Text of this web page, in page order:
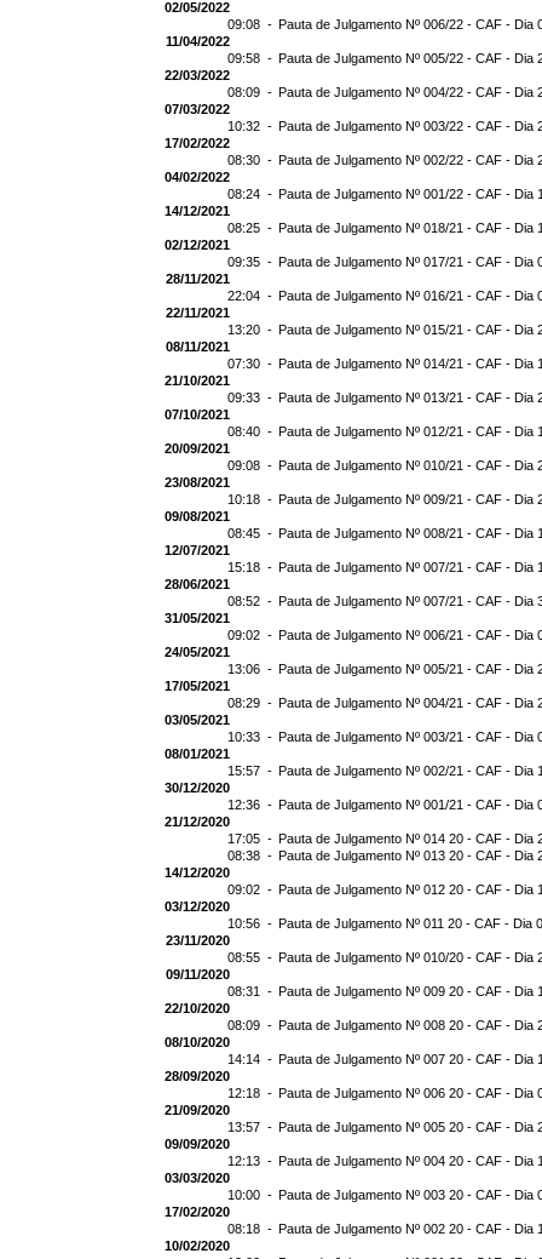
02/05/2022
09:08 - Pauta de Julgamento Nº 006/22 - CAF - Dia
11/04/2022
09:58 - Pauta de Julgamento Nº 005/22 - CAF - Dia
22/03/2022
08:09 - Pauta de Julgamento Nº 004/22 - CAF - Dia
07/03/2022
10:32 - Pauta de Julgamento Nº 003/22 - CAF - Dia
17/02/2022
08:30 - Pauta de Julgamento Nº 002/22 - CAF - Dia
04/02/2022
08:24 - Pauta de Julgamento Nº 001/22 - CAF - Dia
14/12/2021
08:25 - Pauta de Julgamento Nº 018/21 - CAF - Dia
02/12/2021
09:35 - Pauta de Julgamento Nº 017/21 - CAF - Dia
28/11/2021
22:04 - Pauta de Julgamento Nº 016/21 - CAF - Dia
22/11/2021
13:20 - Pauta de Julgamento Nº 015/21 - CAF - Dia
08/11/2021
07:30 - Pauta de Julgamento Nº 014/21 - CAF - Dia
21/10/2021
09:33 - Pauta de Julgamento Nº 013/21 - CAF - Dia
07/10/2021
08:40 - Pauta de Julgamento Nº 012/21 - CAF - Dia
20/09/2021
09:08 - Pauta de Julgamento Nº 010/21 - CAF - Dia
23/08/2021
10:18 - Pauta de Julgamento Nº 009/21 - CAF - Dia
09/08/2021
08:45 - Pauta de Julgamento Nº 008/21 - CAF - Dia
12/07/2021
15:18 - Pauta de Julgamento Nº 007/21 - CAF - Dia
28/06/2021
08:52 - Pauta de Julgamento Nº 007/21 - CAF - Dia
31/05/2021
09:02 - Pauta de Julgamento Nº 006/21 - CAF - Dia
24/05/2021
13:06 - Pauta de Julgamento Nº 005/21 - CAF - Dia
17/05/2021
08:29 - Pauta de Julgamento Nº 004/21 - CAF - Dia
03/05/2021
10:33 - Pauta de Julgamento Nº 003/21 - CAF - Dia
08/01/2021
15:57 - Pauta de Julgamento Nº 002/21 - CAF - Dia
30/12/2020
12:36 - Pauta de Julgamento Nº 001/21 - CAF - Dia
21/12/2020
17:05 - Pauta de Julgamento Nº 014 20 - CAF - Dia
08:38 - Pauta de Julgamento Nº 013 20 - CAF - Dia
14/12/2020
09:02 - Pauta de Julgamento Nº 012 20 - CAF - Dia
03/12/2020
10:56 - Pauta de Julgamento Nº 011 20 - CAF - Dia
23/11/2020
08:55 - Pauta de Julgamento Nº 010/20 - CAF - Dia
09/11/2020
08:31 - Pauta de Julgamento Nº 009 20 - CAF - Dia
22/10/2020
08:09 - Pauta de Julgamento Nº 008 20 - CAF - Dia
08/10/2020
14:14 - Pauta de Julgamento Nº 007 20 - CAF - Dia
28/09/2020
12:18 - Pauta de Julgamento Nº 006 20 - CAF - Dia
21/09/2020
13:57 - Pauta de Julgamento Nº 005 20 - CAF - Dia
09/09/2020
12:13 - Pauta de Julgamento Nº 004 20 - CAF - Dia
03/03/2020
10:00 - Pauta de Julgamento Nº 003 20 - CAF - Dia
17/02/2020
08:18 - Pauta de Julgamento Nº 002 20 - CAF - Dia
10/02/2020